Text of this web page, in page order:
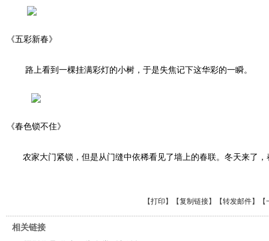
《五彩新春》
路上看到一棵挂满彩灯的小树，于是失焦记下这华彩的一瞬。
《春色锁不住》
农家大门紧锁，但是从门缝中依稀看见了墙上的春联。冬天来了，
【打印 】【复制链接】【转发邮件】
相关链接